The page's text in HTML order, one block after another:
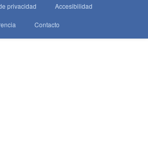
privacidad Accesibilidad
Contacto